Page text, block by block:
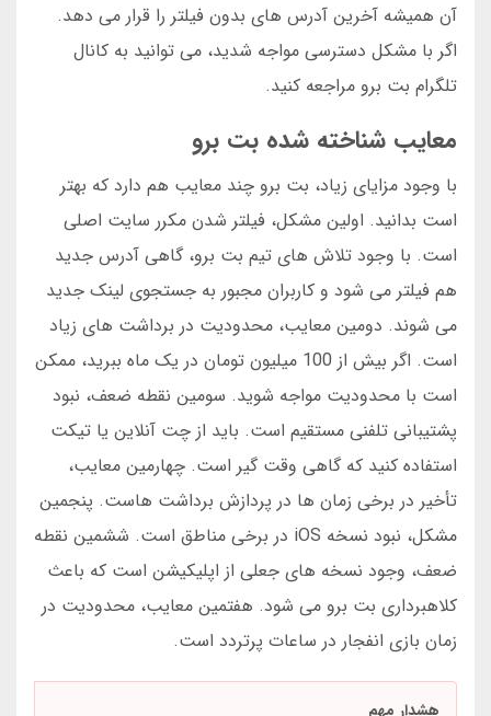
آن همیشه آخرین آدرس های بدون فیلتر را قرار می دهد.
اگر با مشکل دسترسی مواجه شدید، می توانید به کانال
تلگرام بت برو مراجعه کنید.
معایب شناخته شده بت برو
با وجود مزایای زیاد، بت برو چند معایب هم دارد که بهتر
است بدانید. اولین مشکل، فیلتر شدن مکرر سایت اصلی
است. با وجود تلاش های تیم بت برو، گاهی آدرس جدید
هم فیلتر می شود و کاربران مجبور به جستجوی لینک جدید
می شوند. دومین معایب، محدودیت در برداشت های زیاد
است. اگر بیش از 100 میلیون تومان در یک ماه ببرید، ممکن
است با محدودیت مواجه شوید. سومین نقطه ضعف، نبود
پشتیبانی تلفنی مستقیم است. باید از چت آنلاین یا تیکت
استفاده کنید که گاهی وقت گیر است. چهارمین معایب،
تأخیر در برخی زمان ها در پردازش برداشت هاست. پنجمین
مشکل، نبود نسخه iOS در برخی مناطق است. ششمین نقطه
ضعف، وجود نسخه های جعلی از اپلیکیشن است که باعث
کلاهبرداری بت برو می شود. هفتمین معایب، محدودیت در
زمان بازی انفجار در ساعات پرتردد است.
هشدار مهم